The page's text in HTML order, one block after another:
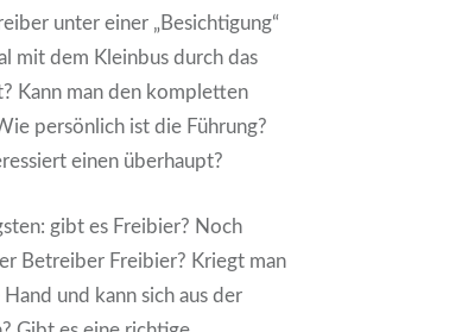
unter einer „Besichtigung“
mit dem Kleinbus durch das
Kann man den kompletten
persönlich ist die Führung?
einen überhaupt?
gibt es Freibier? Noch
Betreiber Freibier? Kriegt man
und kann sich aus der